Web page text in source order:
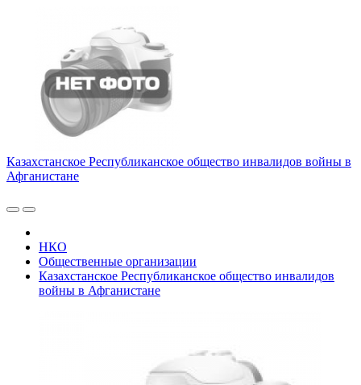
Казахстанское Республиканское общество инвалидов войны в
Афганистане
НКО
Общественные организации
Казахстанское Республиканское общество инвалидов
войны в Афганистане